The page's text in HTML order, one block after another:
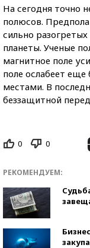
На сегодня точно
полюсов.
сильно
планеты. Ученые
магнитное поле
поле ослабеет
местами. В
беззащитной
0 0
РЕКОМЕНДУЕМ: